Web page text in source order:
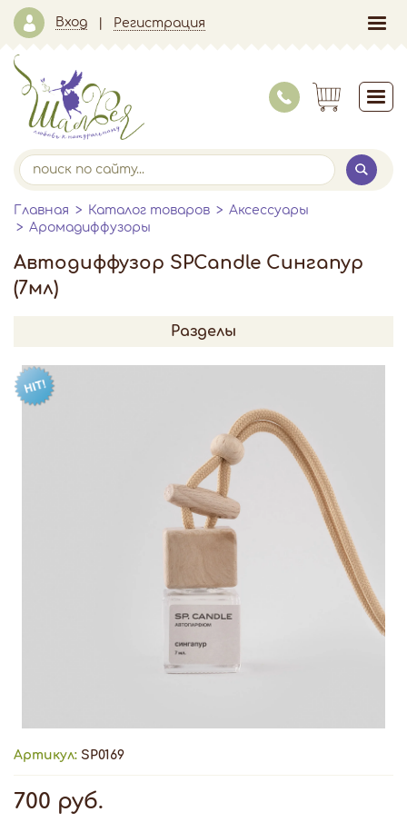
Вход Регистрация
Главная Каталог товаров
Аксессуары
Аромадиффузоры
Автодиффузор SPCandle Сингапур
(7мл)
Разделы
Артикул: SP0169
700 руб.